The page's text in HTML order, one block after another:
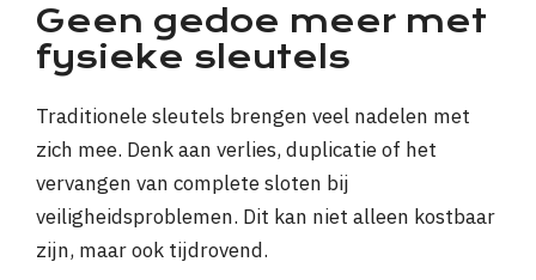
Geen gedoe meer met
fysieke sleutels
Traditionele sleutels brengen veel nadelen met
zich mee. Denk aan verlies, duplicatie of het
vervangen van complete sloten bij
veiligheidsproblemen. Dit kan niet alleen kostbaar
zijn, maar ook tijdrovend.